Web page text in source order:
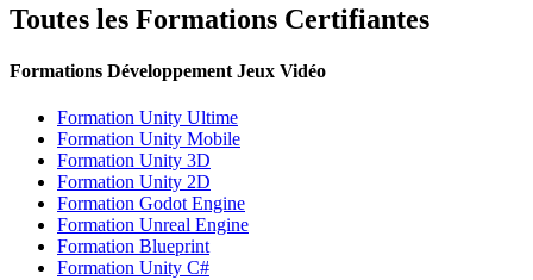
Toutes les Formations Certifiantes
Formations Développement Jeux Vidéo
Formation Unity Ultime
Formation Unity Mobile
Formation Unity 3D
Formation Unity 2D
Formation Godot Engine
Formation Unreal Engine
Formation Blueprint
Formation Unity C#